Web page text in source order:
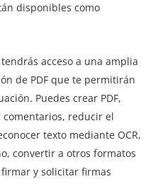
disponibles como
acceso a una amplia
de PDF que te permitirán
Puedes crear PDF,
reducir el
texto mediante OCR,
convertir a otros formatos
firmar y solicitar firmas